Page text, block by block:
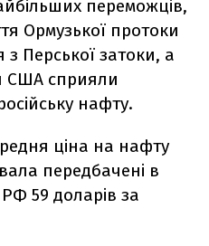
переможців,
Ормузької протоки
Перської затоки, а
США сприяли
нафту.
ціна на нафту
передбачені в
59 доларів за